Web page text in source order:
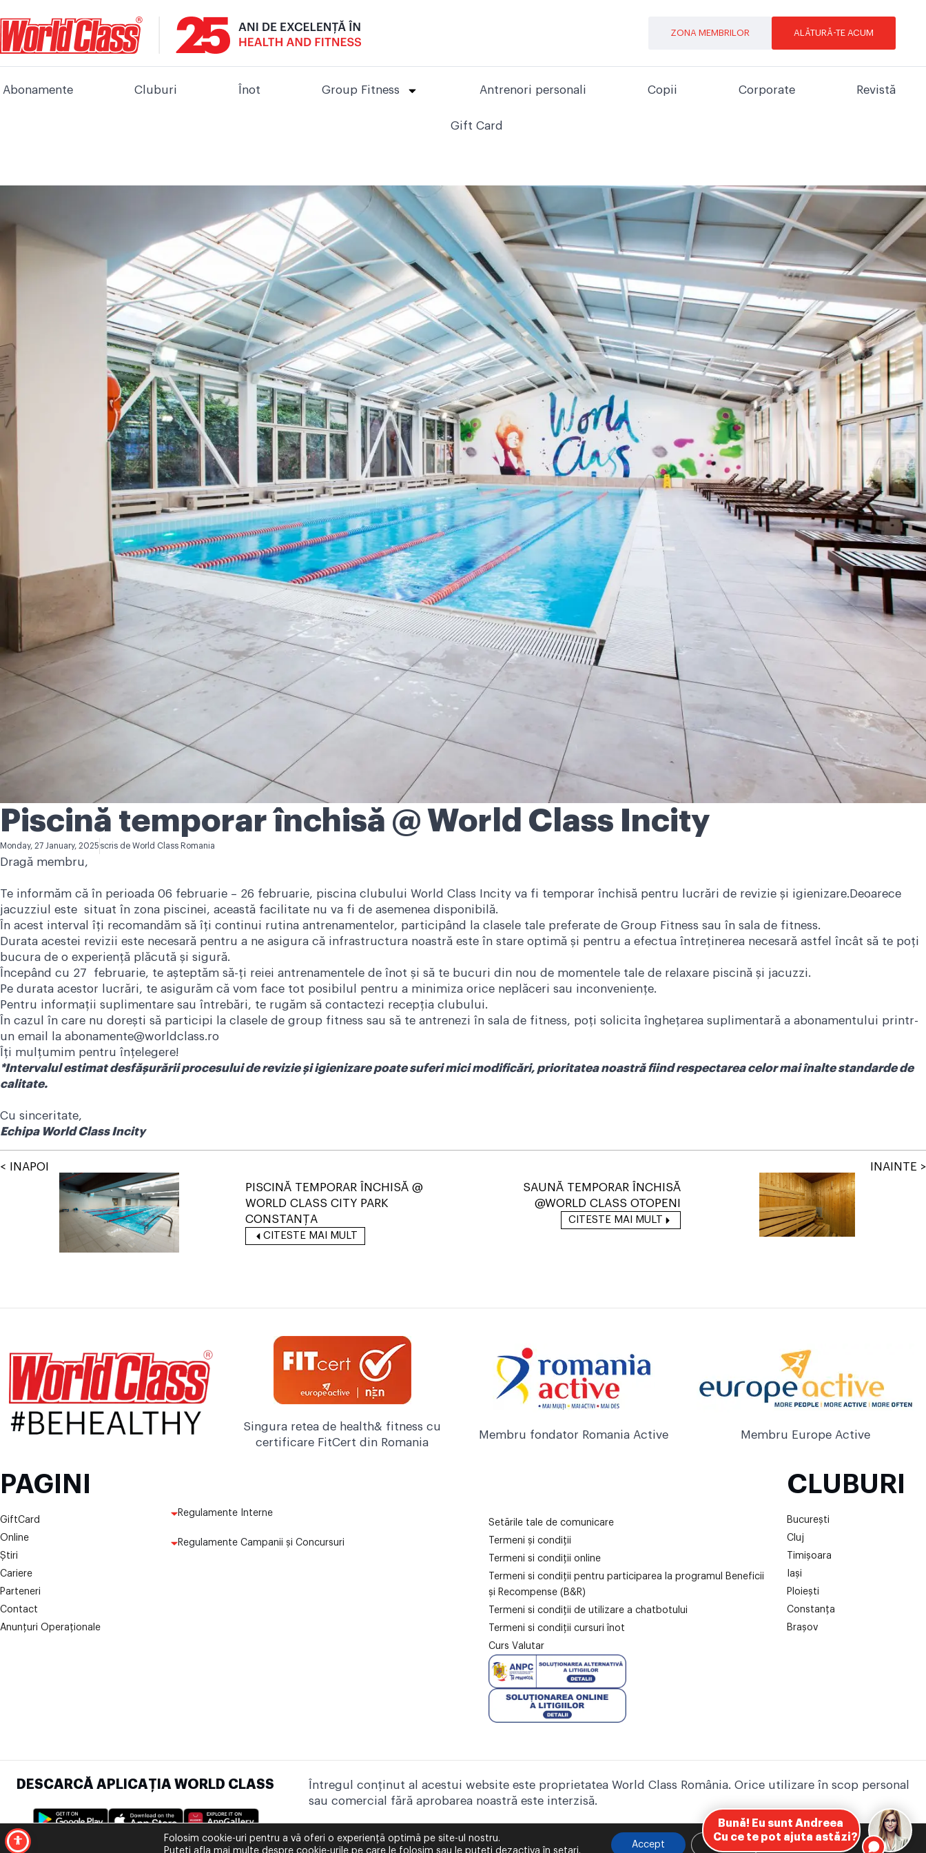
ZONA MEMBRILOR ALĂTURĂ-TE ACUM
Abonamente Cluburi Înot Group Fitness Antrenori personali Copii Corporate Revistă
Gift Card
Piscină temporar închisă @ World Class Incity
Monday, 27 January, 2025 scris de World Class Romania
Dragă membru,
Te informăm că în perioada 06 februarie – 26 februarie, piscina clubului World Class Incity va fi temporar închisă pentru lucrări de revizie și igienizare.Deoarece
jacuzziul este situat în zona piscinei, această facilitate nu va fi de asemenea disponibilă.
În acest interval îți recomandăm să îți continui rutina antrenamentelor, participând la clasele tale preferate de Group Fitness sau în sala de fitness.
Durata acestei revizii este necesară pentru a ne asigura că infrastructura noastră este în stare optimă și pentru a efectua întreținerea necesară astfel încât să te poți
bucura de o experiență plăcută și sigură.
Începând cu 27 februarie, te așteptăm să-ți reiei antrenamentele de înot și să te bucuri din nou de momentele tale de relaxare piscină și jacuzzi.
Pe durata acestor lucrări, te asigurăm că vom face tot posibilul pentru a minimiza orice neplăceri sau inconveniențe.
Pentru informații suplimentare sau întrebări, te rugăm să contactezi recepția clubului.
În cazul în care nu dorești să participi la clasele de group fitness sau să te antrenezi în sala de fitness, poți solicita înghețarea suplimentară a abonamentului printr-
un email la abonamente@worldclass.ro
Îți mulțumim pentru înțelegere!
*Intervalul estimat desfășurării procesului de revizie și igienizare poate suferi mici modificări, prioritatea noastră fiind respectarea celor mai înalte standarde de
calitate.
Cu sinceritate,
Echipa World Class Incity
< INAPOI
PISCINĂ TEMPORAR ÎNCHISĂ @
WORLD CLASS CITY PARK
CONSTANȚA
CITESTE MAI MULT
INAINTE >
SAUNĂ TEMPORAR ÎNCHISĂ
@WORLD CLASS OTOPENI
CITESTE MAI MULT
Singura retea de health& fitness cu
certificare FitCert din Romania
Membru fondator Romania Active Membru Europe Active
PAGINI
GiftCard
Online
Știri
Cariere
Parteneri
Contact
Anunțuri Operaționale
Regulamente Interne
Regulamente Campanii și Concursuri
Setările tale de comunicare
Termeni și condiții
Termeni si condiții online
Termeni si condiții pentru participarea la programul Beneficii
și Recompense (B&R)
Termeni si condiții de utilizare a chatbotului
Termeni si condiții cursuri înot
Curs Valutar
CLUBURI
București
Cluj
Timișoara
Iași
Ploiești
Constanța
Brașov
DESCARCĂ APLICAȚIA WORLD CLASS
Întregul conținut al acestui website este proprietatea World Class România. Orice utilizare în scop personal
sau comercial fără aprobarea noastră este interzisă.
Folosim cookie-uri pentru a vă oferi o experiență optimă pe site-ul nostru.
Puteți afla mai multe despre cookie-urile pe care le folosim sau le puteți dezactiva în setari.
Accept